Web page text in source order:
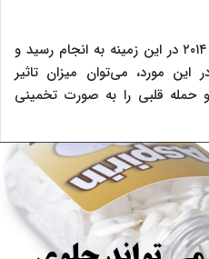
با جمع‌بندی پژوهشی که در سال ۲۰۱۴ در این زمینه به انجام رسید و
مورد، می‌توان میزان تاثیر
حمله قلبی را به صورت تخمینی